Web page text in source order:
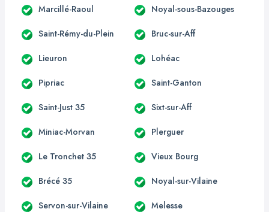
Marcillé-Raoul Noyal-sous-Bazouges
Saint-Rémy-du-Plein Bruc-sur-Aff
Lieuron Lohéac
Pipriac Saint-Ganton
Saint-Just 35 Sixt-sur-Aff
Miniac-Morvan Plerguer
Le Tronchet 35 Vieux Bourg
Brécé 35 Noyal-sur-Vilaine
Servon-sur-Vilaine Melesse